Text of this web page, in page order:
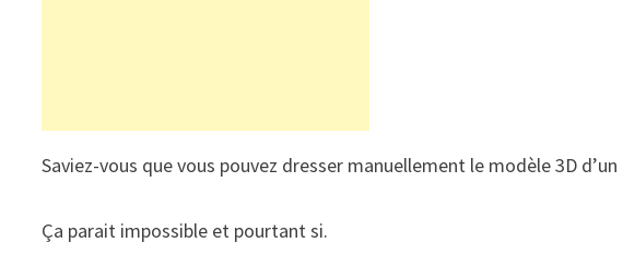
Saviez-vous que vous pouvez dresser manuellement le modèle 3D
Ça parait impossible et pourtant si.